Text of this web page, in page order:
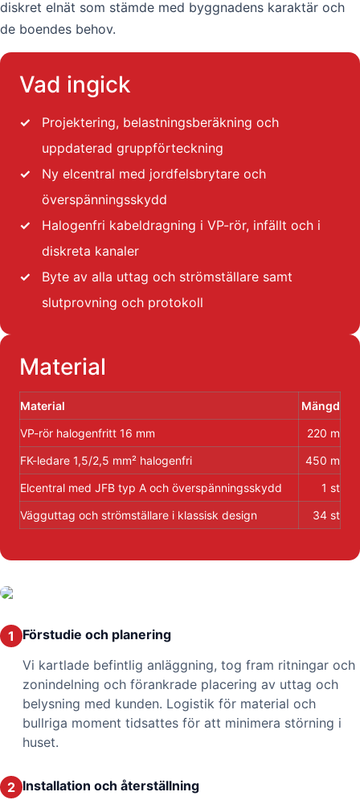
diskret elnät som stämde med byggnadens karaktär och
de boendes behov.
Vad ingick
✓
Projektering, belastningsberäkning och
uppdaterad gruppförteckning
✓
Ny elcentral med jordfelsbrytare och
överspänningsskydd
✓
Halogenfri kabeldragning i VP-rör, infällt och i
diskreta kanaler
✓
Byte av alla uttag och strömställare samt
slutprovning och protokoll
Material
Material
Mängd
VP-rör halogenfritt 16 mm
220 m
FK-ledare 1,5/2,5 mm² halogenfri
450 m
Elcentral med JFB typ A och överspänningsskydd
1 st
Vägguttag och strömställare i klassisk design
34 st
1
Förstudie och planering
Vi kartlade befintlig anläggning, tog fram ritningar och
zonindelning och förankrade placering av uttag och
belysning med kunden. Logistik för material och
bullriga moment tidsattes för att minimera störning i
huset.
2 Installation och återställning